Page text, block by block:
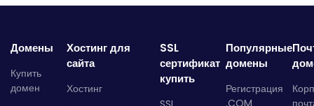
Домены
Купить
домен
Хостинг для
сайта
Хостинг
SSL
сертификат
купить
Популярные
домены
Регистрация